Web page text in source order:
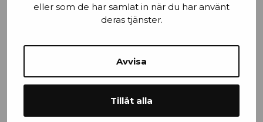
eller som de har samlat in när du har använt
deras tjänster.
Avvisa
Tillåt alla
Efternamn